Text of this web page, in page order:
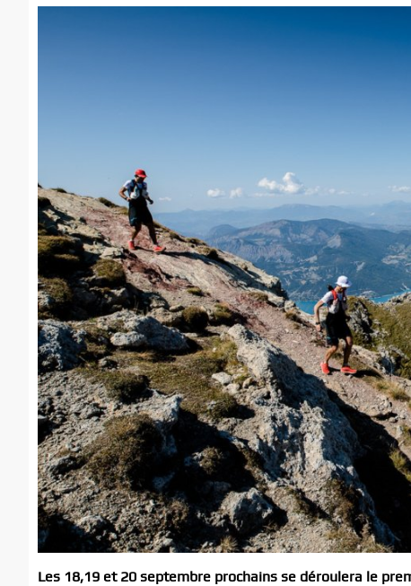
Les 18,19 et 20 septembre prochains se déroulera le